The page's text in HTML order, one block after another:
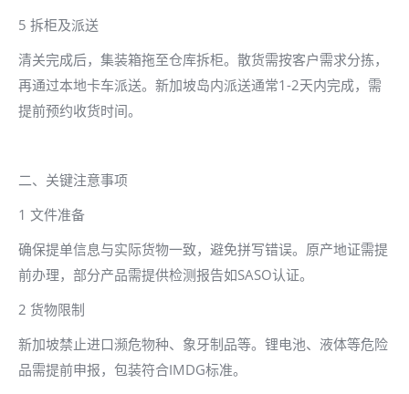
5 拆柜及派送
清关完成后，集装箱拖至仓库拆柜。散货需按客户需求分拣，
再通过本地卡车派送。新加坡岛内派送通常1-2天内完成，需
提前预约收货时间。
二、关键注意事项
1 文件准备
确保提单信息与实际货物一致，避免拼写错误。原产地证需提
前办理，部分产品需提供检测报告如SASO认证。
2 货物限制
新加坡禁止进口濒危物种、象牙制品等。锂电池、液体等危险
品需提前申报，包装符合IMDG标准。